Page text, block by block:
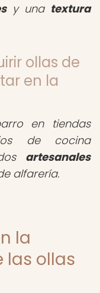
y una textura
ollas de
en la
en tiendas
de cocina
artesanales
alfarería.
la
las ollas